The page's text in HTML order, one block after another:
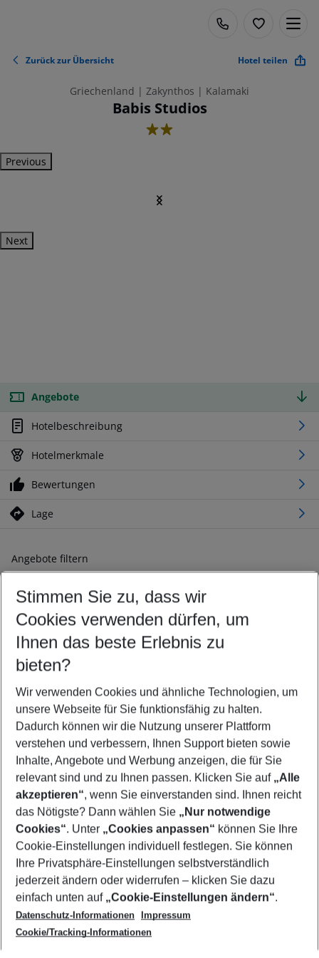
Zurück zur Übersicht Hotel teilen
Griechenland | Zakynthos | Kalamaki
Babis Studios
2
Previous
Next
Angebote
Hotelbeschreibung
Hotelmerkmale
Bewertungen
Lage
Angebote filtern
Ändern Sie Ihre Kriterien nach Ihren Wünschen
Abflughafen wählen
Beliebiger Abflughafen
Reisezeitraum wählen
08.08.26– 06.08.27 5-8 Nächte
2 Erwachsene Keine Kinder
Mehr Filter anzeigen
Footer
Footer navigation
Über uns
AGB
Cookie-Einstellungen ändern
Cookie-Richtlinie
Datenschutz
Service & Hilfe
Barrierefreies Reisen
Check-in
Folgen Sie uns
Stimmen Sie zu, dass wir
Cookies verwenden dürfen, um
Ihnen das beste Erlebnis zu
bieten?
Wir verwenden Cookies und ähnliche Technologien, um
unsere Webseite für Sie funktionsfähig zu halten.
Dadurch können wir die Nutzung unserer Plattform
verstehen und verbessern, Ihnen Support bieten sowie
Inhalte, Angebote und Werbung anzeigen, die für Sie
relevant sind und zu Ihnen passen. Klicken Sie auf „Alle
akzeptieren“, wenn Sie einverstanden sind. Ihnen reicht
das Nötigste? Dann wählen Sie „Nur notwendige
Cookies“. Unter „Cookies anpassen“ können Sie Ihre
Cookie-Einstellungen individuell festlegen. Sie können
Ihre Privatsphäre-Einstellungen selbstverständlich
jederzeit ändern oder widerrufen – klicken Sie dazu
einfach unten auf „Cookie-Einstellungen ändern“.
Datenschutz-Informationen
Impressum
Cookie/Tracking-Informationen